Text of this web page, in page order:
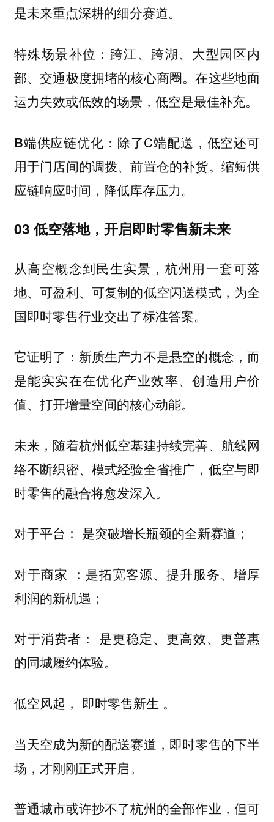
是未来重点深耕的细分赛道。
特殊场景补位 ：跨江、跨湖、大型园区内
部、交通极度拥堵的核心商圈。在这些地面
运力失效或低效的场景，低空是最佳补充。
B端供应链优化 ：除了C端配送，低空还可
用于门店间的调拨、前置仓的补货。缩短供
应链响应时间，降低库存压力。
03 低空落地，开启即时零售新未来
从高空概念到民生实景，杭州用一套可落
地、可盈利、可复制的低空闪送模式，为全
国即时零售行业交出了标准答案。
它证明了：新质生产力不是悬空的概念，而
是能实实在在优化产业效率、创造用户价
值、打开增量空间的核心动能。
未来，随着杭州低空基建持续完善、航线网
络不断织密、模式经验全省推广，低空与即
时零售的融合将愈发深入。
对于平台： 是突破增长瓶颈的全新赛道；
对于商家 ： 是拓宽客源、提升服务、增厚
利润的新机遇；
对于消费者 ： 是更稳定、更高效、更普惠
的同城履约体验。
低空风起， 即时零售新生 。
当天空成为新的配送赛道，即时零售的下半
场，才刚刚正式开启。
普通城市或许抄不了杭州的全部作业，但可